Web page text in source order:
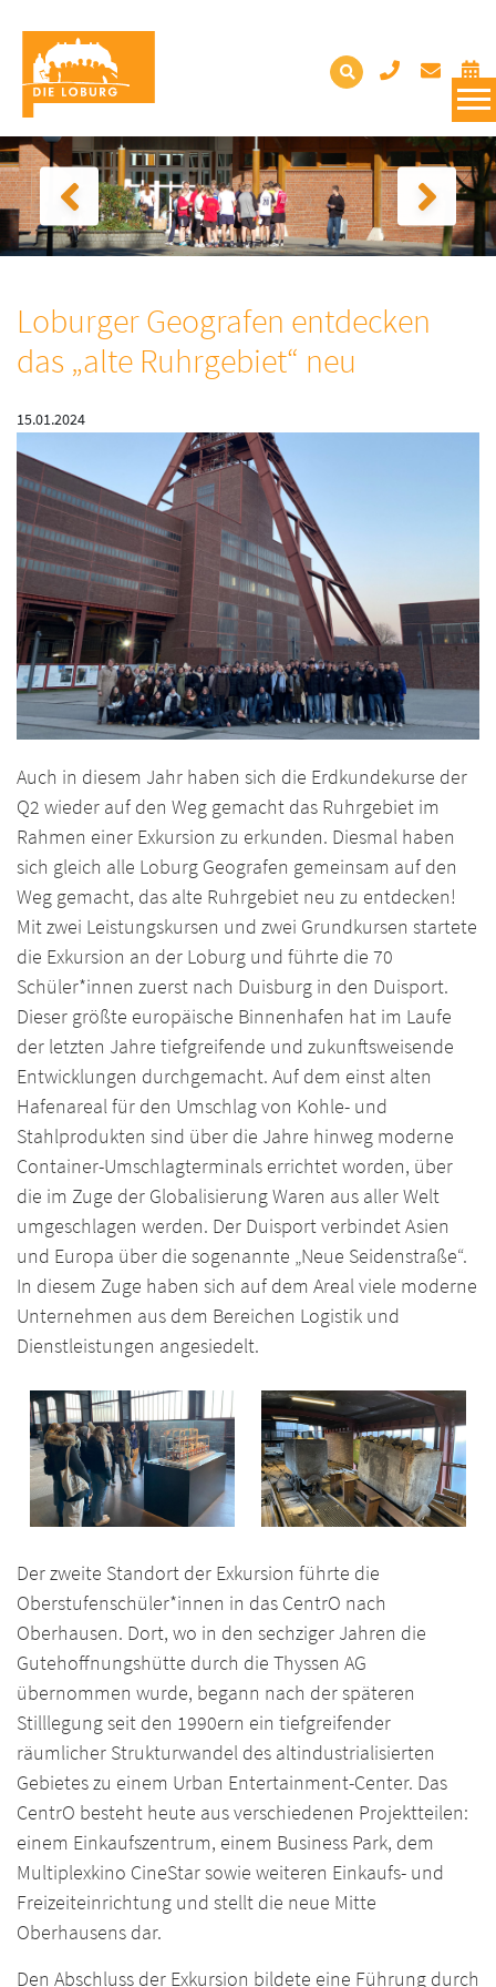
Loburger Geografen entdecken
das „alte Ruhrgebiet“ neu
15.01.2024
Auch in diesem Jahr haben sich die Erdkundekurse der
Q2 wieder auf den Weg gemacht das Ruhrgebiet im
Rahmen einer Exkursion zu erkunden. Diesmal haben
sich gleich alle Loburg Geografen gemeinsam auf den
Weg gemacht, das alte Ruhrgebiet neu zu entdecken!
Mit zwei Leistungskursen und zwei Grundkursen startete
die Exkursion an der Loburg und führte die 70
Schüler*innen zuerst nach Duisburg in den Duisport.
Dieser größte europäische Binnenhafen hat im Laufe
der letzten Jahre tiefgreifende und zukunftsweisende
Entwicklungen durchgemacht. Auf dem einst alten
Hafenareal für den Umschlag von Kohle- und
Stahlprodukten sind über die Jahre hinweg moderne
Container-Umschlagterminals errichtet worden, über
die im Zuge der Globalisierung Waren aus aller Welt
umgeschlagen werden. Der Duisport verbindet Asien
und Europa über die sogenannte „Neue Seidenstraße“.
In diesem Zuge haben sich auf dem Areal viele moderne
Unternehmen aus dem Bereichen Logistik und
Dienstleistungen angesiedelt.
Der zweite Standort der Exkursion führte die
Oberstufenschüler*innen in das CentrO nach
Oberhausen. Dort, wo in den sechziger Jahren die
Gutehoffnungshütte durch die Thyssen AG
übernommen wurde, begann nach der späteren
Stilllegung seit den 1990ern ein tiefgreifender
räumlicher Strukturwandel des altindustrialisierten
Gebietes zu einem Urban Entertainment-Center. Das
CentrO besteht heute aus verschiedenen Projektteilen:
einem Einkaufszentrum, einem Business Park, dem
Multiplexkino CineStar sowie weiteren Einkaufs- und
Freizeiteinrichtung und stellt die neue Mitte
Oberhausens dar.
Den Abschluss der Exkursion bildete eine Führung durch